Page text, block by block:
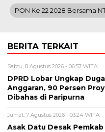
PON Ke 22 2028 Bersama
BERITA TERKAIT
Sabtu, 8 Agustus 2026 - 06:57 WITA
DPRD Lobar Ungkap
Anggaran, 90 Persen
Dibahas di Paripurna
Jumat, 7 Agustus 2026 - 03:24 WITA
Asak Datu Desak